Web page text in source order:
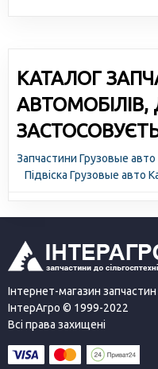
КАТАЛОГ
Запчастини Грузовые авто
Підвіска Грузовые авто
Інтернет-магазин
ІнтерАгро © 1999-2022
Всі права захищені